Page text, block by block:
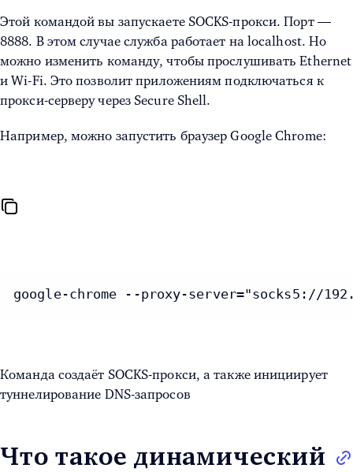
Этой командой вы запускаете SOCKS-прокси. Порт —
8888. В этом случае служба работает на localhost. Но
можно изменить команду, чтобы прослушивать Ethernet
и Wi-Fi. Это позволит приложениям подключаться к
прокси-серверу через Secure Shell.
Например, можно запустить браузер Google Chrome:
google-chrome --proxy-server="socks5://
Команда создаёт SOCKS-прокси, а также инициирует
туннелирование DNS-запросов
Что такое динамический